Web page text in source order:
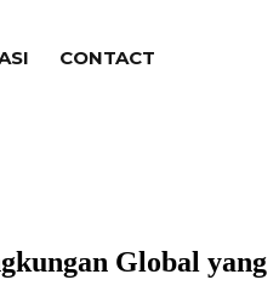
CONTACT
Global yang